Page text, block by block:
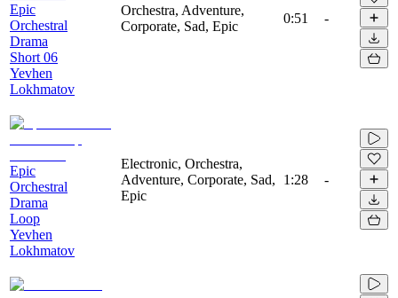
Epic
Orchestral
Drama
Short 06
Yevhen
Lokhmatov
Orchestra, Adventure,
Corporate, Sad, Epic
0:51 -
Epic
Orchestral
Drama
Loop
Yevhen
Lokhmatov
Electronic, Orchestra,
Adventure, Corporate, Sad,
Epic
1:28 -